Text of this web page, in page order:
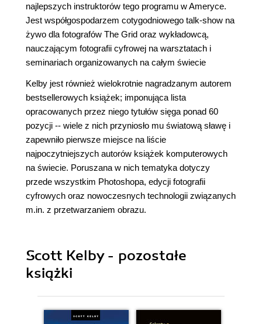
najlepszych instruktorów tego programu w Ameryce.
Jest współgospodarzem cotygodniowego talk-show na
żywo dla fotografów The Grid oraz wykładowcą,
nauczającym fotografii cyfrowej na warsztatach i
seminariach organizowanych na całym świecie
Kelby jest również wielokrotnie nagradzanym autorem
bestsellerowych książek; imponująca lista
opracowanych przez niego tytułów sięga ponad 60
pozycji -- wiele z nich przyniosło mu światową sławę i
zapewniło pierwsze miejsce na liście
najpoczytniejszych autorów książek komputerowych
na świecie. Poruszana w nich tematyka dotyczy
przede wszystkim Photoshopa, edycji fotografii
cyfrowych oraz nowoczesnych technologii związanych
m.in. z przetwarzaniem obrazu.
Scott Kelby - pozostałe
książki